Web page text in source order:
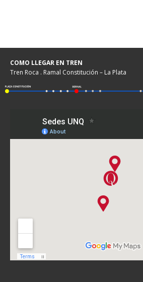
COMO LLEGAR EN TREN
Tren Roca . Ramal Constitución – La Plata